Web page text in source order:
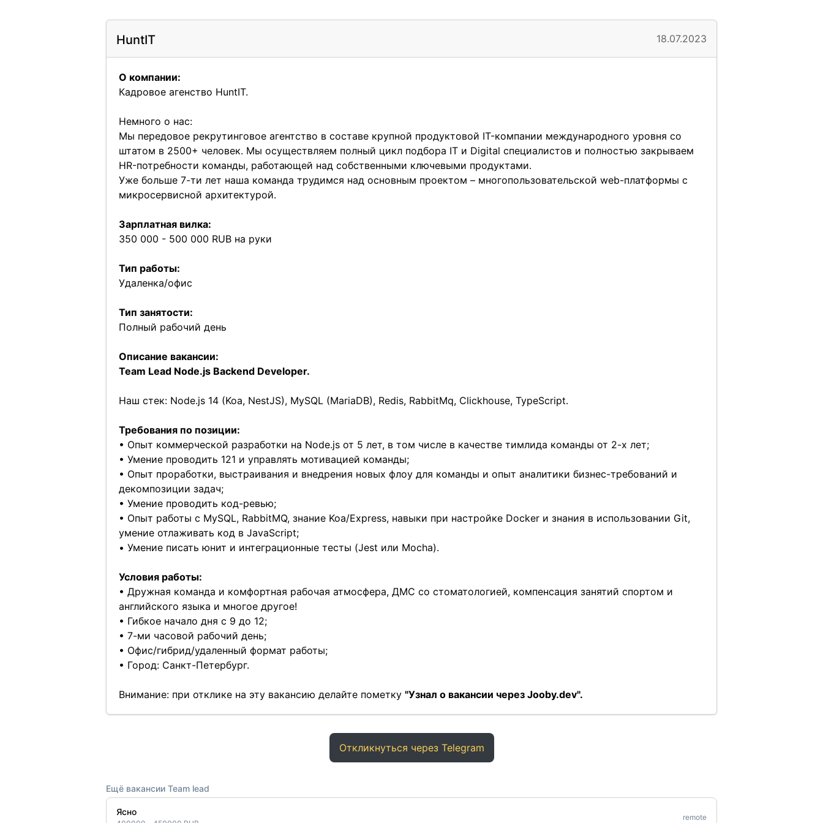
HuntIT 18.07.2023
О компании:
Кадровое агенство HuntIT.
Немного о нас:
Мы передовое рекрутинговое агентство в составе крупной продуктовой IT-компании международного уровня со
штатом в 2500+ человек. Мы осуществляем полный цикл подбора IT и Digital специалистов и полностью закрываем
HR-потребности команды, работающей над собственными ключевыми продуктами.
Уже больше 7-ти лет наша команда трудимся над основным проектом – многопользовательской web-платформы с
микросервисной архитектурой.
Зарплатная вилка:
350 000 - 500 000 RUB на руки
Тип работы:
Удаленка/офис
Тип занятости:
Полный рабочий день
Описание вакансии:
Team Lead Node.js Backend Developer.
Наш стек: Node.js 14 (Koa, NestJS), MySQL (MariaDB), Redis, RabbitMq, Clickhouse, TypeScript.
Требования по позиции:
• Опыт коммерческой разработки на Node.js от 5 лет, в том числе в качестве тимлида команды от 2-х лет;
• Умение проводить 121 и управлять мотивацией команды;
• ️Опыт проработки, выстраивания и внедрения новых флоу для команды и опыт аналитики бизнес-требований и
декомпозиции задач;
• Умение проводить код-ревью;
• Опыт работы с MySQL, RabbitMQ, знание Koa/Express, навыки при настройке Docker и знания в использовании Git,
умение отлаживать код в JavaScript;
• Умение писать юнит и интеграционные тесты (Jest или Mocha).
Условия работы:
• Дружная команда и комфортная рабочая атмосфера, ДМС со стоматологией, компенсация занятий спортом и
английского языка и многое другое!
• Гибкое начало дня с 9 до 12;
• 7-ми часовой рабочий день;
• Офис/гибрид/удаленный формат работы;
• Город: Санкт-Петербург.
Внимание: при отклике на эту вакансию делайте пометку "Узнал о вакансии через Jooby.dev".
Откликнуться через Telegram
Ещё вакансии Team lead
Ясно remote